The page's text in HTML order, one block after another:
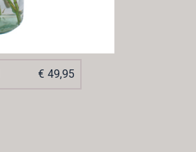
€ 49,95